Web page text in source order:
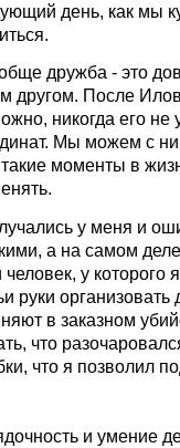
день, как мы
дружба - это
другом. После
никогда его
Мы можем с
такие моменты в
у меня и
а на самом
человек, у которого
руки
в заказном
что
что я позволил
и умение